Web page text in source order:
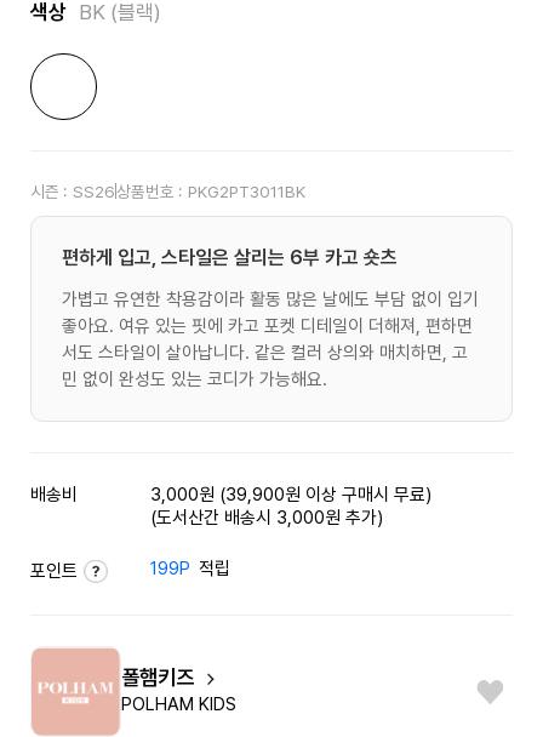
색상 BK (블랙)
시즌 : SS26상품번호 : PKG2PT3011BK
편하게 입고, 스타일은 살리는 6부 카고 숏츠
가볍고 유연한 착용감이라 활동 많은 날에도 부담 없이 입기
좋아요. 여유 있는 핏에 카고 포켓 디테일이 더해져, 편하면
서도 스타일이 살아납니다. 같은 컬러 상의와 매치하면, 고
민 없이 완성도 있는 코디가 가능해요.
배송비
3,000원 (39,900원 이상 구매시 무료)
(도서산간 배송시 3,000원 추가)
포인트 199P 적립
폴햄키즈
POLHAM KIDS